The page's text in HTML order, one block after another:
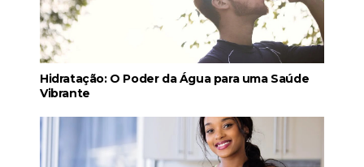
Hidratação: O Poder da Água para uma Saúde
Vibrante